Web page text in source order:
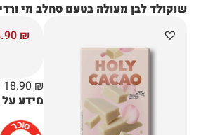
שוקולד לבן מעולה בטעם סחלב מי
₪
18.90 ₪
מידע